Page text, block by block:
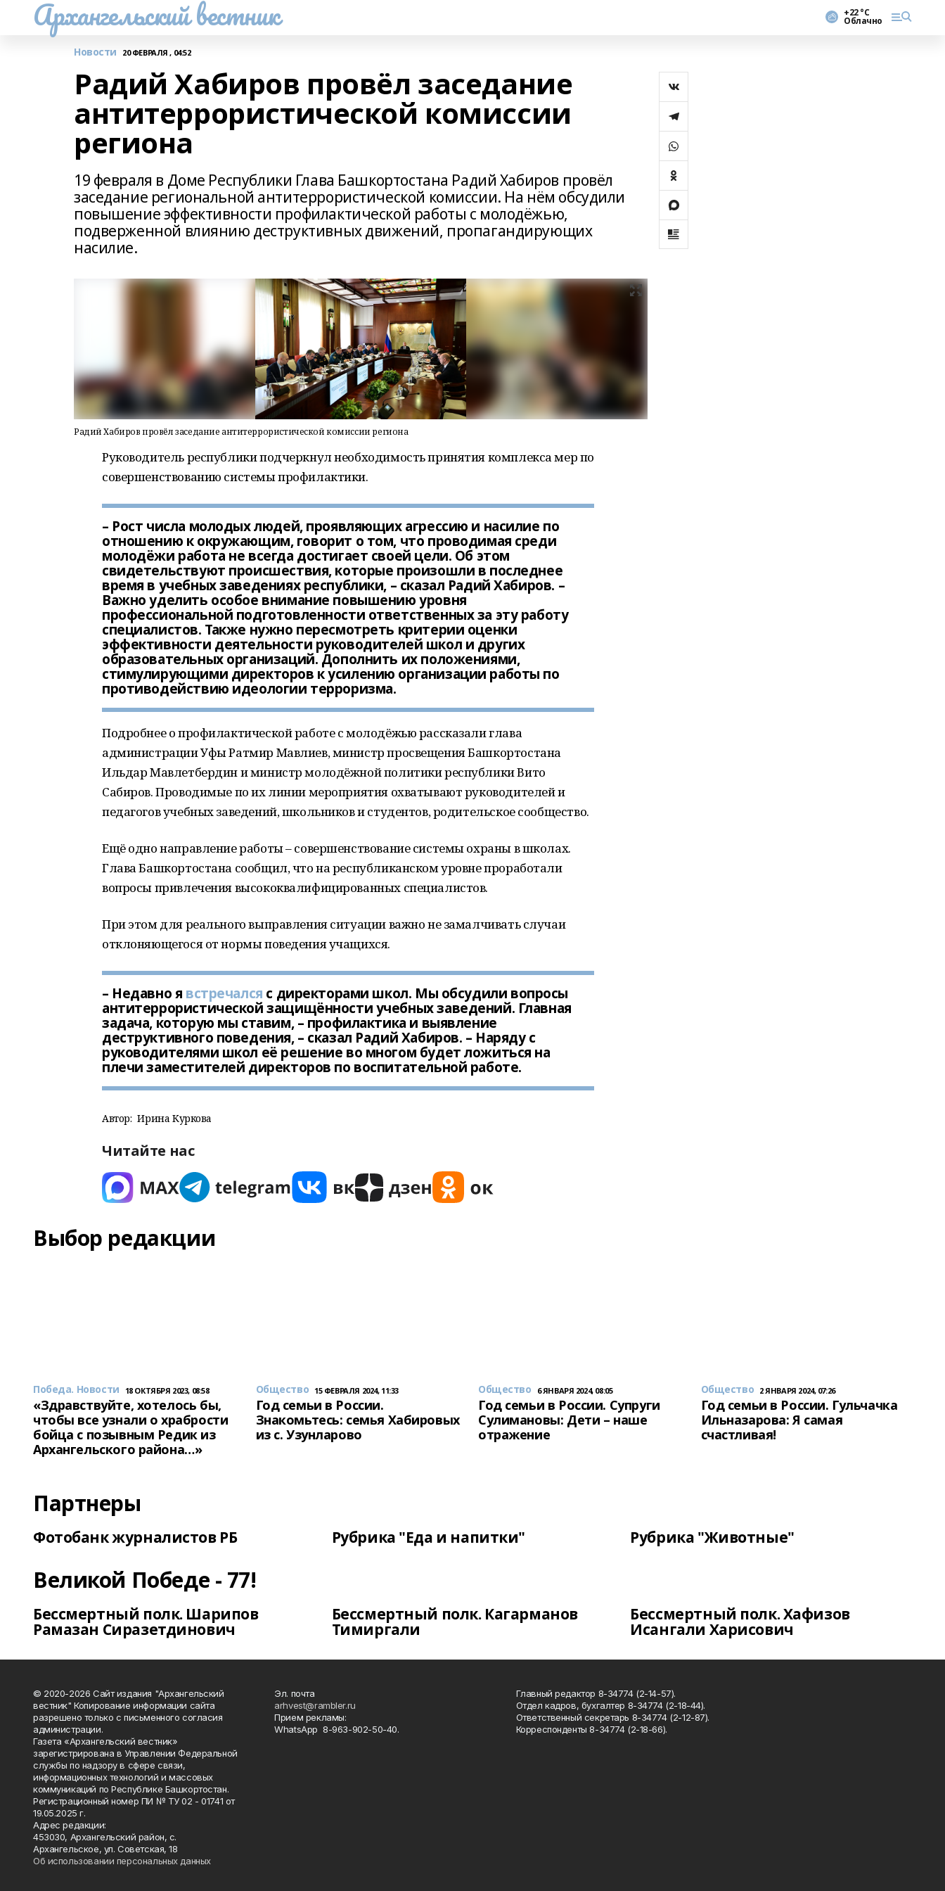
Архангельский вестник +22 °С
Облачно
Новости 20 ФЕВРАЛЯ , 04:52
Радий Хабиров провёл заседание
антитеррористической комиссии
региона
19 февраля в Доме Республики Глава Башкортостана Радий Хабиров провёл
заседание региональной антитеррористической комиссии. На нём обсудили
повышение эффективности профилактической работы с молодёжью,
подверженной влиянию деструктивных движений, пропагандирующих
насилие.
Радий Хабиров провёл заседание антитеррористической комиссии региона
Руководитель республики подчеркнул необходимость принятия комплекса мер по
совершенствованию системы профилактики.
– Рост числа молодых людей, проявляющих агрессию и насилие по
отношению к окружающим, говорит о том, что проводимая среди
молодёжи работа не всегда достигает своей цели. Об этом
свидетельствуют происшествия, которые произошли в последнее
время в учебных заведениях республики, – сказал Радий Хабиров. –
Важно уделить особое внимание повышению уровня
профессиональной подготовленности ответственных за эту работу
специалистов. Также нужно пересмотреть критерии оценки
эффективности деятельности руководителей школ и других
образовательных организаций. Дополнить их положениями,
стимулирующими директоров к усилению организации работы по
противодействию идеологии терроризма.
Подробнее о профилактической работе с молодёжью рассказали глава
администрации Уфы Ратмир Мавлиев, министр просвещения Башкортостана
Ильдар Мавлетбердин и министр молодёжной политики республики Вито
Сабиров. Проводимые по их линии мероприятия охватывают руководителей и
педагогов учебных заведений, школьников и студентов, родительское сообщество.
Ещё одно направление работы – совершенствование системы охраны в школах.
Глава Башкортостана сообщил, что на республиканском уровне проработали
вопросы привлечения высококвалифицированных специалистов.
При этом для реального выправления ситуации важно не замалчивать случаи
отклоняющегося от нормы поведения учащихся.
– Недавно я встречался с директорами школ. Мы обсудили вопросы
антитеррористической защищённости учебных заведений. Главная
задача, которую мы ставим, – профилактика и выявление
деструктивного поведения, – сказал Радий Хабиров. – Наряду с
руководителями школ её решение во многом будет ложиться на
плечи заместителей директоров по воспитательной работе.
Автор: Ирина Куркова
Читайте нас
Выбор редакции
Победа. Новости 18 ОКТЯБРЯ 2023, 08:58
«Здравствуйте, хотелось бы,
чтобы все узнали о храбрости
бойца с позывным Редик из
Архангельского района…»
Общество 15 ФЕВРАЛЯ 2024, 11:33
Год семьи в России.
Знакомьтесь: семья Хабировых
из с. Узунларово
Общество 6 ЯНВАРЯ 2024, 08:05
Год семьи в России. Супруги
Сулимановы: Дети – наше
отражение
Общество 2 ЯНВАРЯ 2024, 07:26
Год семьи в России. Гульчачка
Ильназарова: Я самая
счастливая!
Партнеры
Фотобанк журналистов РБ Рубрика "Еда и напитки" Рубрика "Животные"
Великой Победе - 77!
Бессмертный полк. Шарипов
Рамазан Сиразетдинович
Бессмертный полк. Кагарманов
Тимиргали
Бессмертный полк. Хафизов
Исангали Харисович
© 2020-2026 Сайт издания "Архангельский
вестник" Копирование информации сайта
разрешено только с письменного согласия
администрации.
Газета «Архангельский вестник»
зарегистрирована в Управлении Федеральной
службы по надзору в сфере связи,
информационных технологий и массовых
коммуникаций по Республике Башкортостан.
Регистрационный номер ПИ № ТУ 02 - 01741 от
19.05.2025 г.
Адрес редакции:
453030, Архангельский район, с.
Архангельское, ул. Советская, 18
Об использовании персональных данных
Эл. почта
arhvest@rambler.ru
Прием рекламы:
WhatsApp 8-963-902-50-40.
Главный редактор 8-34774 (2-14-57).
Отдел кадров, бухгалтер 8-34774 (2-18-44).
Ответственный секретарь 8-34774 (2-12-87).
Корреспонденты 8-34774 (2-18-66).